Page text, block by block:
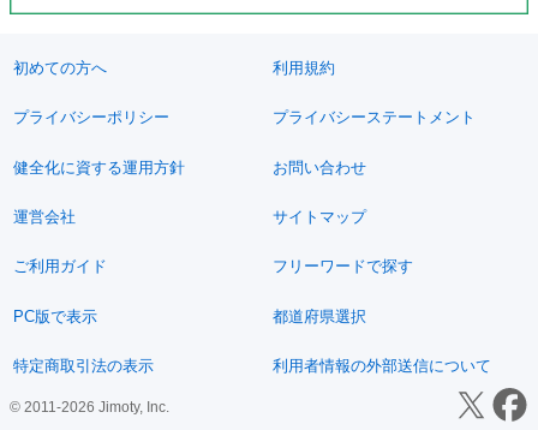
初めての方へ 利用規約
プライバシーポリシー プライバシーステートメント
健全化に資する運用方針 お問い合わせ
運営会社 サイトマップ
ご利用ガイド フリーワードで探す
PC版で表示 都道府県選択
特定商取引法の表示 利用者情報の外部送信について
© 2011-2026 Jimoty, Inc.